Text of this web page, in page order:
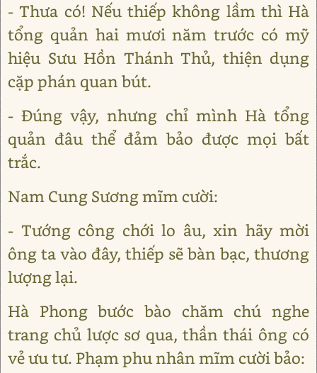
- Thưa có! Nếu thiếp không lầm thì Hà
tổng quản hai mươi năm trước có mỹ
hiệu Sưu Hồn Thánh Thủ, thiện dụng
cặp phán quan bút.
- Đúng vậy, nhưng chỉ mình Hà tổng
quản đâu thể đảm bảo được mọi bất
trắc.
Nam Cung Sương mĩm cười:
- Tướng công chới lo âu, xin hãy mời
ông ta vào đây, thiếp sẽ bàn bạc, thương
lượng lại.
Hà Phong bước bào chăm chú nghe
trang chủ lược sơ qua, thần thái ông có
vẻ ưu tư. Phạm phu nhân mĩm cười bảo: